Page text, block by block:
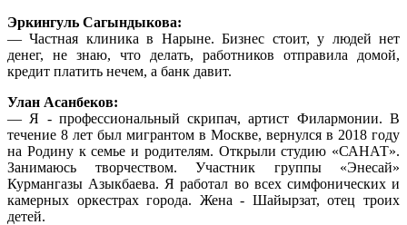
Эркингуль Сагындыкова:
— Частная клиника в Нарыне. Бизнес стоит, у людей нет
денег, не знаю, что делать, работников отправила домой,
кредит платить нечем, а банк давит.
Улан Асанбеков:
— Я - профессиональный скрипач, артист Филармонии. В
течение 8 лет был мигрантом в Москве, вернулся в 2018 году
на Родину к семье и родителям. Открыли студию «САНАТ».
Занимаюсь творчеством. Участник группы «Энесай»
Курмангазы Азыкбаева. Я работал во всех симфонических и
камерных оркестрах города. Жена - Шайырзат, отец троих
детей.